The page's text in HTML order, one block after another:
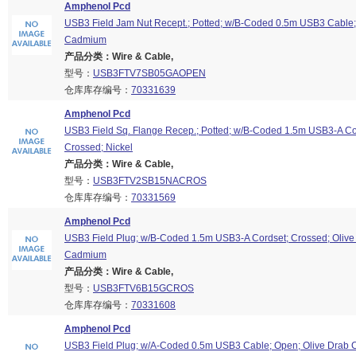
Amphenol Pcd
USB3 Field Jam Nut Recept.; Potted; w/B-Coded 0.5m USB3
Cadmium
产品分类：Wire & Cable,
型号： USB3FTV7SB05GAOPEN
仓库库存编号： 70331639
Amphenol Pcd
USB3 Field Sq. Flange Recep.; Potted; w/B-Coded 1.5m USB3-A
Crossed; Nickel
产品分类：Wire & Cable,
型号： USB3FTV2SB15NACROS
仓库库存编号： 70331569
Amphenol Pcd
USB3 Field Plug; w/B-Coded 1.5m USB3-A Cordset; Crossed;
Cadmium
产品分类：Wire & Cable,
型号： USB3FTV6B15GCROS
仓库库存编号： 70331608
Amphenol Pcd
USB3 Field Plug; w/A-Coded 0.5m USB3 Cable; Open; Olive Drab